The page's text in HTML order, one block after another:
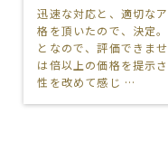
迅速な対応と、適切な
格を頂いたので、決定
となので、評価できま
は倍以上の価格を提示
性を改めて感じ …